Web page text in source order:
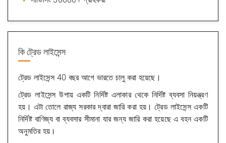
কিট্রেড লাইসেন্স
ট্রেড লাইসেন্স 40 বছর আগে ভারতে চালু করা হয়েছে।
ট্রেড লাইসেন্স উপায় একটি নির্দিষ্ট এলাকার থেকে নির্দিষ্ট ব্যবসা নিয়ন্ত্রণ
হয়। এটা তোলে রাজ্য সরকার দ্বারা জারি করা হয়। ট্রেড লাইসেন্স একটি
নির্দিষ্ট বাণিজ্য বা ব্যবসার সীমানা যার জন্য জারি করা হয়েছে এ বহন একটি
অনুমতির হয়।